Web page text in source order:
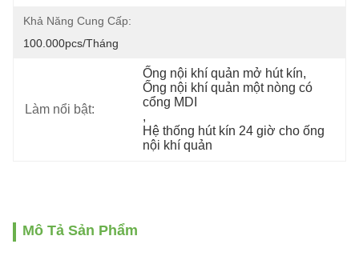
Khả Năng Cung Cấp:
100.000pcs/tháng
Làm nổi bật:
Ống nội khí quản mở hút kín,
Ống nội khí quản một nòng có
cổng MDI
,
Hệ thống hút kín 24 giờ cho ống
nội khí quản
Mô Tả Sản Phẩm